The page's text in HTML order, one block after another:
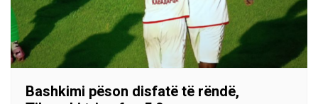
Bashkimi pëson disfatë të rëndë,